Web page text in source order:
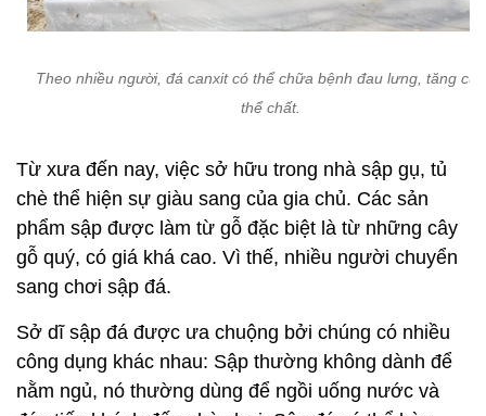
Theo nhiều người, đá canxit có thể chữa bệnh đau lưng, tăng
thể chất.
Từ xưa đến nay, việc sở hữu trong nhà sập gụ, tủ
chè thể hiện sự giàu sang của gia chủ. Các sản
phẩm sập được làm từ gỗ đặc biệt là từ những cây
gỗ quý, có giá khá cao. Vì thế, nhiều người chuyển
sang chơi sập đá.
Sở dĩ sập đá được ưa chuộng bởi chúng có nhiều
công dụng khác nhau: Sập thường không dành để
nằm ngủ, nó thường dùng để ngồi uống nước và